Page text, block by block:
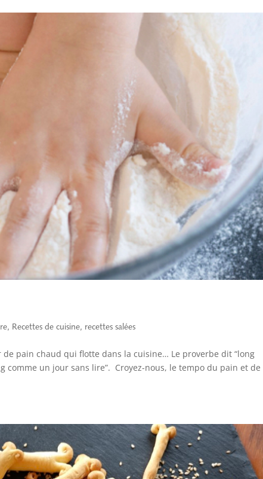
, Recettes de cuisine, recettes salées
pain chaud qui flotte dans la cuisine… Le proverbe dit “long
comme un jour sans lire”. Croyez-nous, le tempo du pain et de